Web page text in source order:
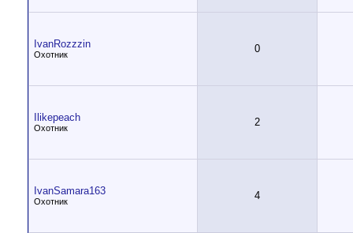
IvanRozzzin
Охотник 0
Ilikepeach
Охотник 2
IvanSamara163
Охотник 4